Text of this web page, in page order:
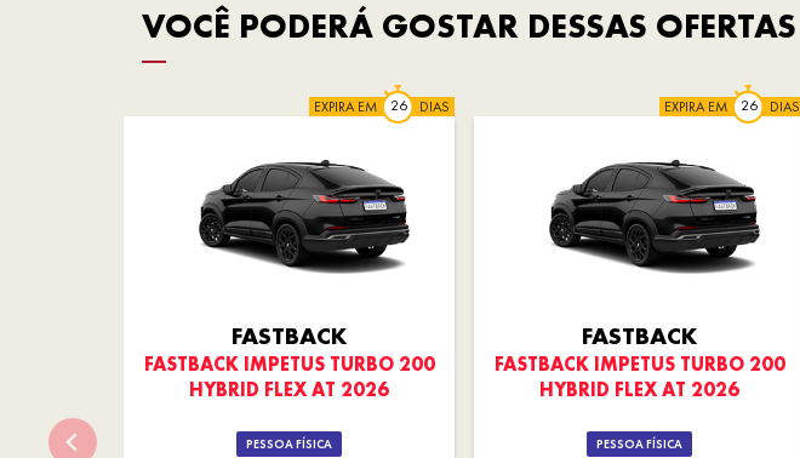
VOCÊ PODERÁ GOSTAR DESSAS OFERTAS
EXPIRA EM DIAS
FASTBACK
FASTBACK IMPETUS TURBO 200
HYBRID FLEX AT 2026
PESSOA FÍSICA
EXPIRA EM DIAS
FASTBACK
FASTBACK IMPETUS TURBO 200
HYBRID FLEX AT 2026
PESSOA FÍSICA